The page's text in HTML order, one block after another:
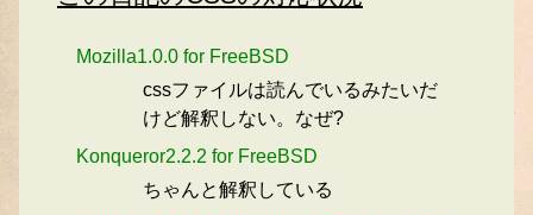
Mozilla1.0.0 for FreeBSD
cssファイルは読んでいるみたいだ
けど解釈しない。なぜ?
Konqueror2.2.2 for FreeBSD
ちゃんと解釈している